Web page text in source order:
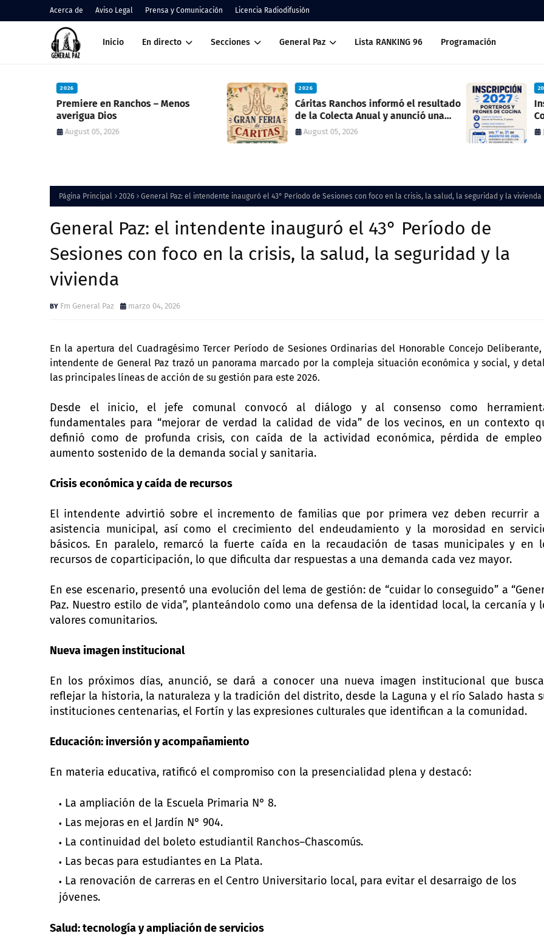
Acerca de Aviso Legal Prensa y Comunicación Licencia Radiodifusión
Inicio En directo Secciones General Paz Lista RANKING 96 Programación
Cáritas Ranchos informó el resultado
de la Colecta Anual y anunció una
nueva feria solidaria
Inscripción 2027 Porteros y Peones de
Cocina
Página Principal 2026 General Paz: el intendente inauguró el 43° Período de Sesiones con foco en la crisis, la salud, la seguridad y la vivienda
General Paz: el intendente inauguró el 43° Período de
Sesiones con foco en la crisis, la salud, la seguridad y la
vivienda
Fm General Paz marzo 04, 2026
En la apertura del Cuadragésimo Tercer Período de Sesiones Ordinarias del Honorable Concejo
intendente de General Paz trazó un panorama marcado por la compleja situación económica y social, y
las principales líneas de acción de su gestión para este 2026.
Desde el inicio, el jefe comunal convocó al diálogo y al consenso como
fundamentales para “mejorar de verdad la calidad de vida” de los vecinos, en un contexto
definió como de profunda crisis, con caída de la actividad económica, pérdida de
aumento sostenido de la demanda social y sanitaria.
Crisis económica y caída de recursos
El intendente advirtió sobre el incremento de familias que por primera vez deben recurrir a
asistencia municipal, así como el crecimiento del endeudamiento y la morosidad en
básicos. En paralelo, remarcó la fuerte caída en la recaudación de tasas municipales y en
recursos de coparticipación, lo que dificulta dar respuestas a una demanda cada vez mayor.
En ese escenario, presentó una evolución del lema de gestión: de “cuidar lo conseguido” a
Paz. Nuestro estilo de vida”, planteándolo como una defensa de la identidad local, la cercanía y
valores comunitarios.
Nueva imagen institucional
En los próximos días, anunció, se dará a conocer una nueva imagen institucional que
reflejar la historia, la naturaleza y la tradición del distrito, desde la Laguna y el río Salado hasta
instituciones centenarias, el Fortín y las expresiones culturales que identifican a la comunidad.
Educación: inversión y acompañamiento
En materia educativa, ratificó el compromiso con la presencialidad plena y destacó:
La ampliación de la Escuela Primaria N° 8.
Las mejoras en el Jardín N° 904.
La continuidad del boleto estudiantil Ranchos–Chascomús.
Las becas para estudiantes en La Plata.
La renovación de carreras en el Centro Universitario local, para evitar el desarraigo de los
jóvenes.
Salud: tecnología y ampliación de servicios